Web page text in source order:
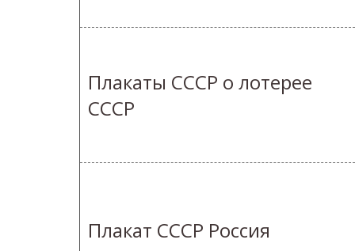
Плакаты СССР о лотерее
СССР
Плакат СССР Россия